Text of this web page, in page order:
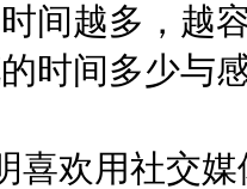
间越多，越
时间多少与
欢用社交媒